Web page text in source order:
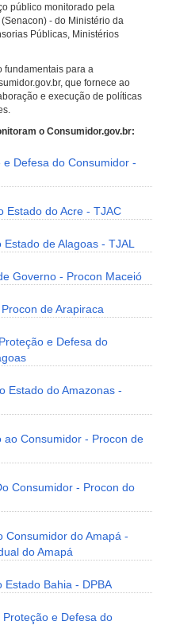
público monitorado pela
- do Ministério da
Públicas, Ministérios
fundamentais para a
que fornece ao
e execução de políticas
o Consumidor.gov.br:
Defesa do Consumidor -
Estado do Acre - TJAC
de Alagoas - TJAL
Governo - Procon Maceió
de Arapiraca
e Defesa do
Estado do Amazonas -
Consumidor - Procon de
Consumidor - Procon do
Consumidor do Amapá -
do Amapá
Estado Bahia - DPBA
Proteção e Defesa do